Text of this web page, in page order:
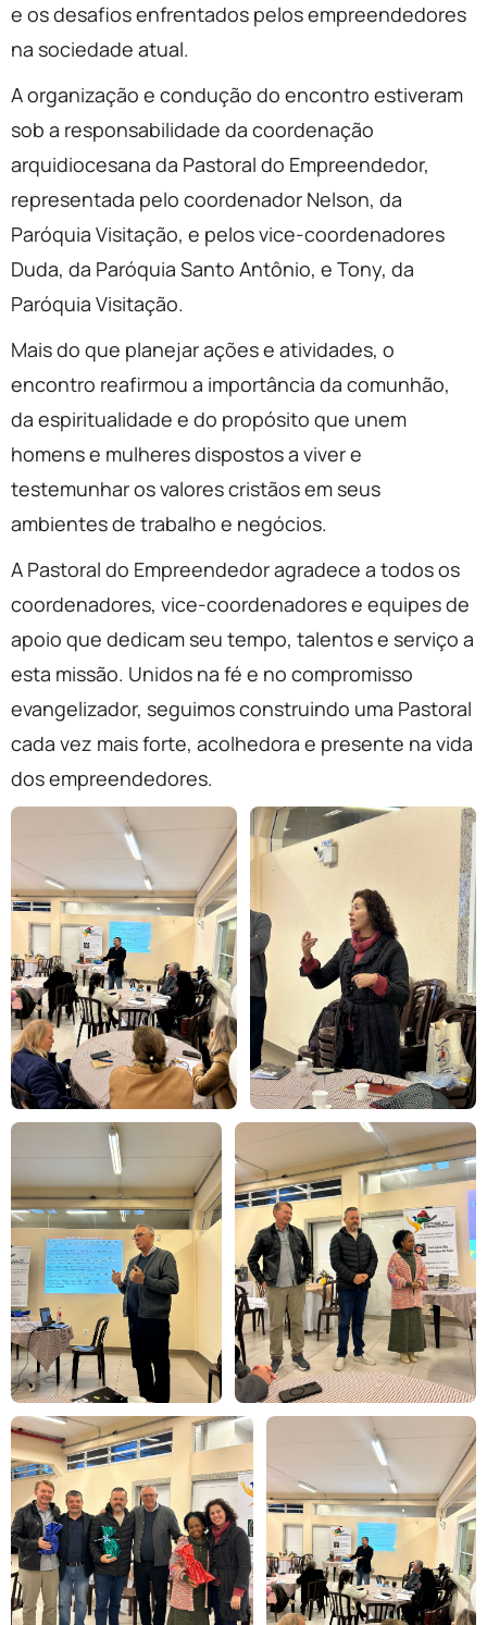
e os desafios enfrentados pelos empreendedores
na sociedade atual.
A organização e condução do encontro estiveram
sob a responsabilidade da coordenação
arquidiocesana da Pastoral do Empreendedor,
representada pelo coordenador Nelson, da
Paróquia Visitação, e pelos vice-coordenadores
Duda, da Paróquia Santo Antônio, e Tony, da
Paróquia Visitação.
Mais do que planejar ações e atividades, o
encontro reafirmou a importância da comunhão,
da espiritualidade e do propósito que unem
homens e mulheres dispostos a viver e
testemunhar os valores cristãos em seus
ambientes de trabalho e negócios.
A Pastoral do Empreendedor agradece a todos os
coordenadores, vice-coordenadores e equipes de
apoio que dedicam seu tempo, talentos e serviço a
esta missão. Unidos na fé e no compromisso
evangelizador, seguimos construindo uma Pastoral
cada vez mais forte, acolhedora e presente na vida
dos empreendedores.